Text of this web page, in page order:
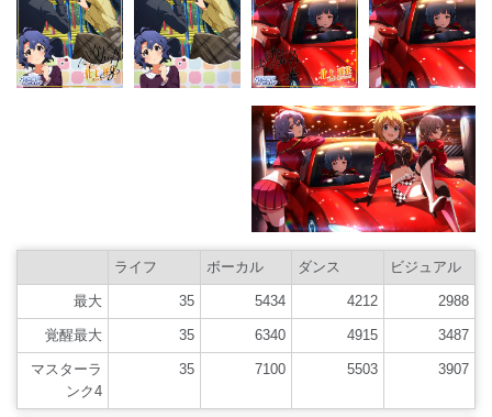
ライフ ボーカル ダンス ビジュアル
最大 35 5434 4212 2988
覚醒最大 35 6340 4915 3487
マスターラ
ンク4
35 7100 5503 3907